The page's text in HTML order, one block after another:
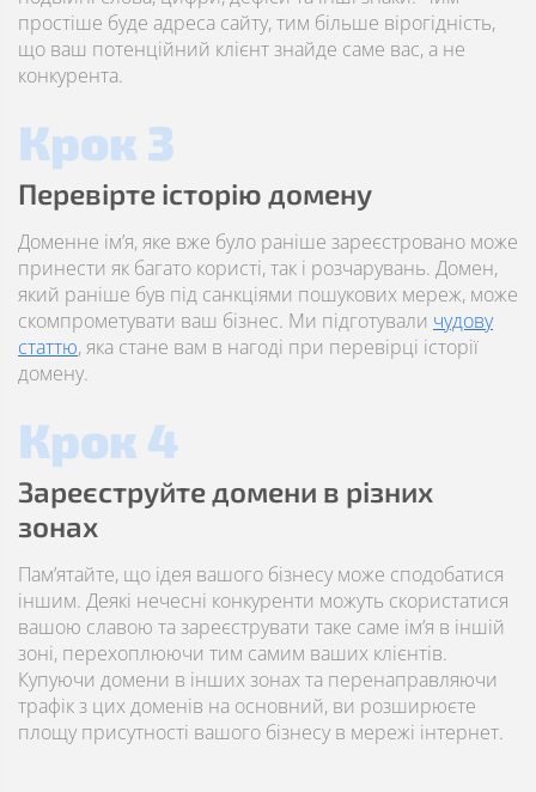
простіше буде адреса сайту, тим більше вірогідність,
що ваш потенційний клієнт знайде саме вас, а не
конкурента.
Крок 3
Перевірте історію домену
Доменне ім’я, яке вже було раніше зареєстровано може
принести як багато користі, так і розчарувань. Домен,
який раніше був під санкціями пошукових мереж, може
скомпрометувати ваш бізнес. Ми підготували чудову
статтю, яка стане вам в нагоді при перевірці історії
домену.
Крок 4
Зареєструйте домени в різних
зонах
Пам’ятайте, що ідея вашого бізнесу може сподобатися
іншим. Деякі нечесні конкуренти можуть скористатися
вашою славою та зареєструвати таке саме ім’я в іншій
зоні, перехоплюючи тим самим ваших клієнтів.
Купуючи домени в інших зонах та перенаправляючи
трафік з цих доменів на основний, ви розширюєте
площу присутності вашого бізнесу в мережі інтернет.